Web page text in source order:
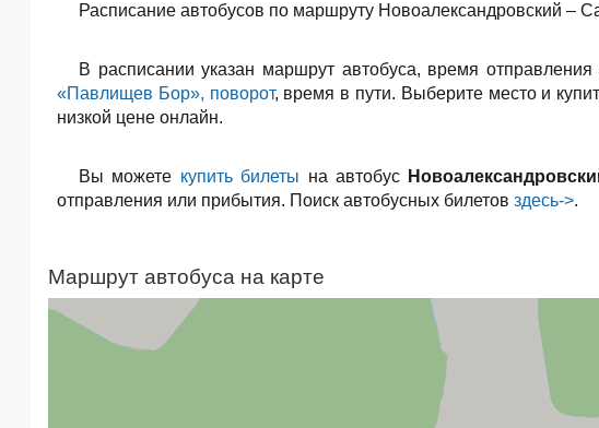
Расписание автобусов по маршруту Новоалександровский –
В расписании указан маршрут автобуса, время отправления
«Павлищев Бор», поворот, время в пути. Выберите место и
низкой цене онлайн.
Вы можете купить билеты на автобус
отправления или прибытия. Поиск автобусных билетов здесь->.
Маршрут автобуса на карте